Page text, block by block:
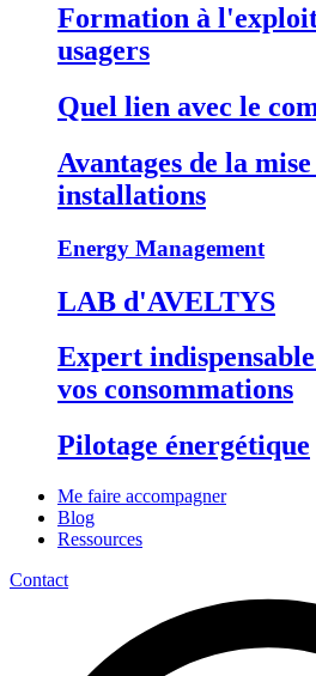
Formation à
usagers
Quel lien avec le
Avantages de la
installations
Energy Management
LAB d'AVELTYS
Expert
vos consommations
Pilotage énergétique
Me faire accompagner
Blog
Ressources
Contact